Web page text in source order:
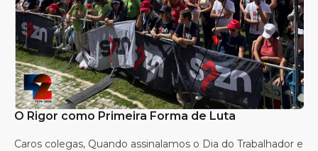
O Rigor como Primeira Forma de Luta
Caros colegas, Quando assinalamos o Dia do Trabalhador e